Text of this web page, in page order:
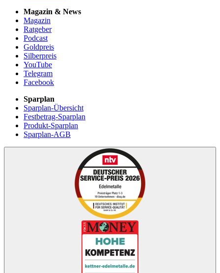
Magazin & News
Magazin
Ratgeber
Podcast
Goldpreis
Silberpreis
YouTube
Telegram
Facebook
Sparplan
Sparplan-Übersicht
Festbetrag-Sparplan
Produkt-Sparplan
Sparplan-AGB